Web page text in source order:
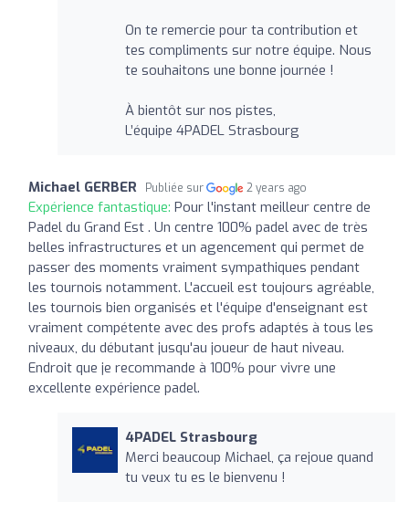
On te remercie pour ta contribution et
tes compliments sur notre équipe. Nous
te souhaitons une bonne journée !
À bientôt sur nos pistes,
L’équipe 4PADEL Strasbourg
Michael GERBER Publiée sur 2 years ago
Expérience fantastique: Pour l'instant meilleur centre de
Padel du Grand Est . Un centre 100% padel avec de très
belles infrastructures et un agencement qui permet de
passer des moments vraiment sympathiques pendant
les tournois notamment. L'accueil est toujours agréable,
les tournois bien organisés et l'équipe d'enseignant est
vraiment compétente avec des profs adaptés à tous les
niveaux, du débutant jusqu'au joueur de haut niveau.
Endroit que je recommande à 100% pour vivre une
excellente expérience padel.
4PADEL Strasbourg
Merci beaucoup Michael, ça rejoue quand
tu veux tu es le bienvenu !